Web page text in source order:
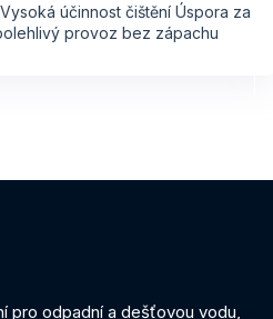
účinnost čištění Úspora za
provoz bez zápachu
pro odpadní a dešťovou vodu,